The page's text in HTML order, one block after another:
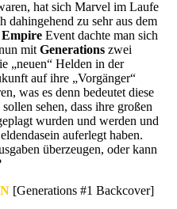
hat sich Marvel im Laufe
dahingehend zu sehr aus dem
Empire Event dachte man sich
mit Generations zwei
„neuen“ Helden in der
auf ihre „Vorgänger“
was es denn bedeutet diese
sehen, dass ihre großen
wurden und werden und
auferlegt haben.
überzeugen, oder kann
[Generations #1 Backcover]